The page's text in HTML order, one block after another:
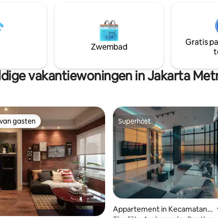
levensstijl in. Of je hier nu
ontspannen, te leren of
genieten van de schoonheid
het is je perfecte
centrum van het kloppende
hebt alles wat je nodig hebt
kort of langer verblijf met een
ingang, comfortabel(e)
uitgeruste keuken,
Zwembad
Gratis
vakantiewoningen in Jakarta
gasten
gasten Superhost
Superhost
Appartement in Kecamatan